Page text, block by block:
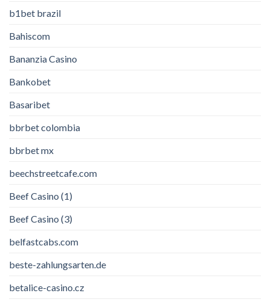
b1bet brazil
Bahiscom
Bananzia Casino
Bankobet
Basaribet
bbrbet colombia
bbrbet mx
beechstreetcafe.com
Beef Casino (1)
Beef Casino (3)
belfastcabs.com
beste-zahlungsarten.de
betalice-casino.cz